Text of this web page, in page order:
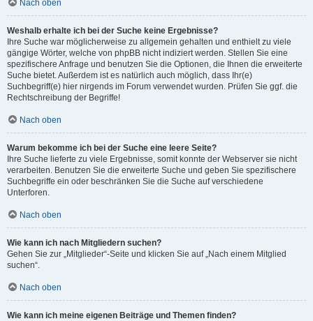
Nach oben
Weshalb erhalte ich bei der Suche keine Ergebnisse?
Ihre Suche war möglicherweise zu allgemein gehalten und enthielt zu viele
gängige Wörter, welche von phpBB nicht indiziert werden. Stellen Sie eine
spezifischere Anfrage und benutzen Sie die Optionen, die Ihnen die erweiterte
Suche bietet. Außerdem ist es natürlich auch möglich, dass Ihr(e)
Suchbegriff(e) hier nirgends im Forum verwendet wurden. Prüfen Sie ggf. die
Rechtschreibung der Begriffe!
Nach oben
Warum bekomme ich bei der Suche eine leere Seite?
Ihre Suche lieferte zu viele Ergebnisse, somit konnte der Webserver sie nicht
verarbeiten. Benutzen Sie die erweiterte Suche und geben Sie spezifischere
Suchbegriffe ein oder beschränken Sie die Suche auf verschiedene
Unterforen.
Nach oben
Wie kann ich nach Mitgliedern suchen?
Gehen Sie zur „Mitglieder“-Seite und klicken Sie auf „Nach einem Mitglied
suchen“.
Nach oben
Wie kann ich meine eigenen Beiträge und Themen finden?